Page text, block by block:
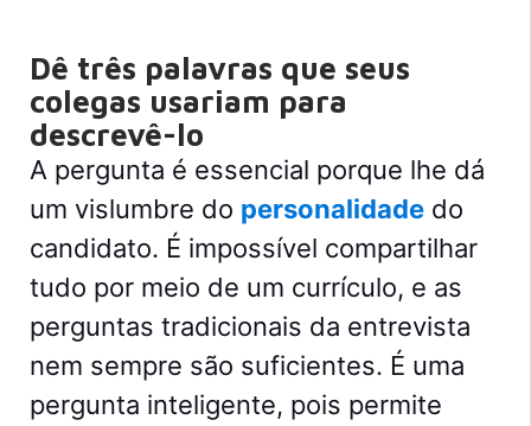
Dê três palavras que seus
colegas usariam para
descrevê-lo
A pergunta é essencial porque lhe dá
um vislumbre do personalidade do
candidato. É impossível compartilhar
tudo por meio de um currículo, e as
perguntas tradicionais da entrevista
nem sempre são suficientes. É uma
pergunta inteligente, pois permite